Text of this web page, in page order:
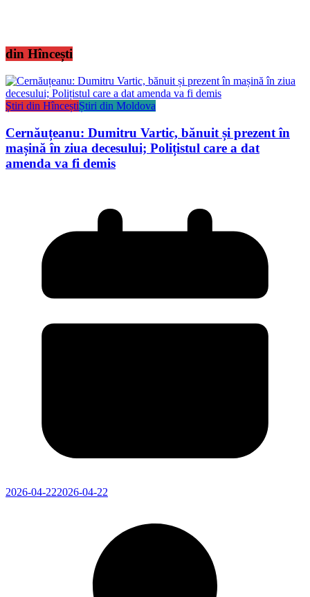
din Hîncești
Știri din HînceștiȘtiri din Moldova
Cernăuțeanu: Dumitru Vartic, bănuit și prezent în
mașină în ziua decesului; Polițistul care a dat
amenda va fi demis
2026-04-222026-04-22